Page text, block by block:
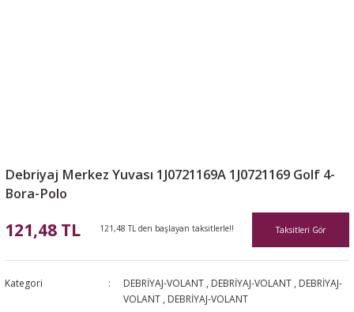
Debriyaj Merkez Yuvası 1J0721169A 1J0721169 Golf 4-
Bora-Polo
121,48 TL 121,48 TL den başlayan taksitlerle!! Taksitleri Gör
Kategori DEBRİYAJ-VOLANT , DEBRİYAJ-VOLANT , DEBRİYAJ-
VOLANT , DEBRİYAJ-VOLANT